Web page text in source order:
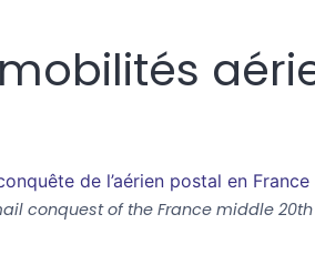
de l’aérien postal en
conquest of the France middle